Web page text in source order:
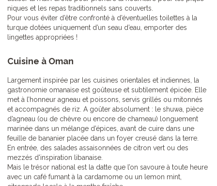
niques et les repas traditionnels sans couverts.
Pour vous éviter d’être confronté à d’éventuelles toilettes à la
turque dotées uniquement d’un seau d’eau, emporter des
lingettes appropriées !
Cuisine à Oman
Largement inspirée par les cuisines orientales et indiennes, la
gastronomie omanaise est goûteuse et subtilement épicée. Elle
met à l’honneur agneau et poissons, servis grillés ou mitonnés
et accompagnés de riz. A goûter absolument : le shuwa, pièce
d’agneau (ou de chèvre ou encore de chameau) longuement
marinée dans un mélange d’épices, avant de cuire dans une
feuille de bananier placée dans un foyer creusé dans la terre.
En entrée, des salades assaisonnées de citron vert ou des
mezzés d'inspiration libanaise.
Mais le trésor national est la datte que l’on savoure à toute heure
avec un café fumant à la cardamome ou un lemon mint,